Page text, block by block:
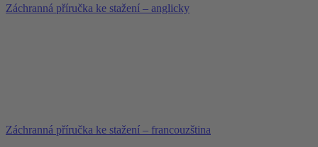
Záchranná příručka ke stažení – anglicky
Záchranná příručka ke stažení – francouzština